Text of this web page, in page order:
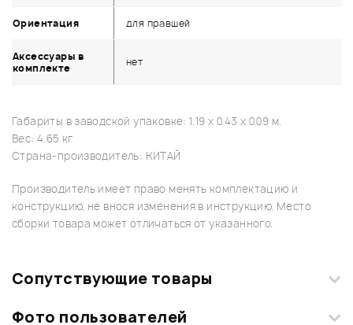
Ориентация для правшей
Аксессуары в
комплекте
нет
Габариты в заводской упаковке: 1.19 x 0.43 x 0.09 м.
Вес: 4.65 кг
Страна-производитель: КИТАЙ
Производитель имеет право менять комплектацию и
конструкцию, не внося изменения в инструкцию. Место
сборки товара может отличаться от указанного.
Сопутствующие товары
Фото пользователей